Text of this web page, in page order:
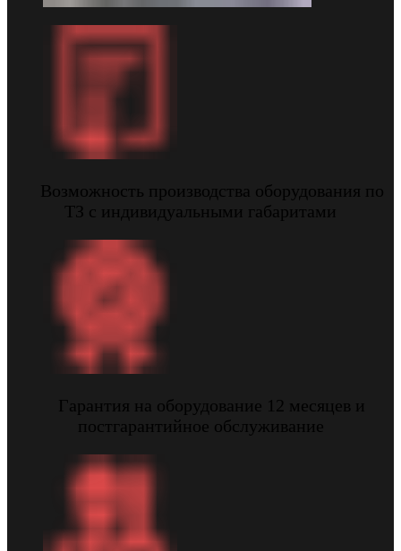
Возможность производства оборудования по
ТЗ с индивидуальными габаритами
Гарантия на оборудование 12 месяцев и
постгарантийное обслуживание